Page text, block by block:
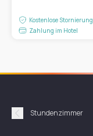
Kostenlose Stornierung
Zahlung im Hotel
Précédent
Stundenzimmer